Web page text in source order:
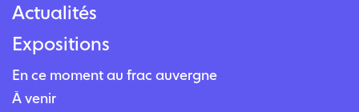
Actualités
Expositions
En ce moment au frac auvergne
À venir